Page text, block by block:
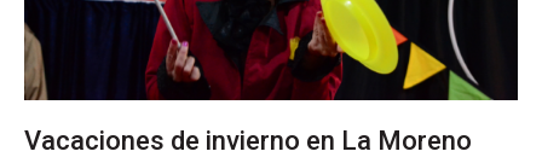
Vacaciones de invierno en La Moreno